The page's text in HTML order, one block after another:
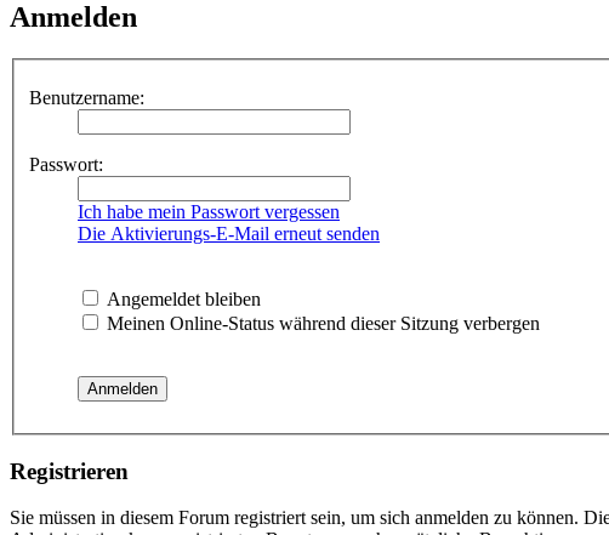
Anmelden
Benutzername:
Passwort:
Ich habe mein Passwort vergessen
Die Aktivierungs-E-Mail erneut senden
Angemeldet bleiben
Meinen Online-Status während dieser Sitzung verbergen
Registrieren
Sie müssen in diesem Forum registriert sein, um sich anmelden zu können.